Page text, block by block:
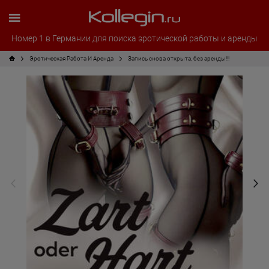
Номер 1 в Германии для поиска эротической работы и аренды
Эротическая Pабота И Аренда Запись снова открыта, без аренды!!!